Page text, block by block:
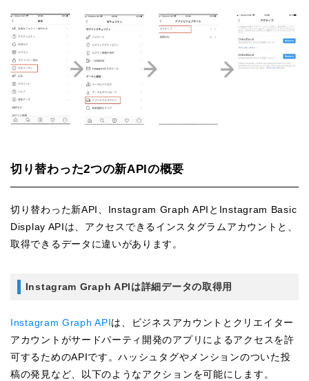
切り替わった2つの新APIの概要
切り替わった新API、Instagram Graph APIとInstagram Basic
Display APIは、アクセスできるインスタグラムアカウントと、
取得できるデータに違いがあります。
Instagram Graph APIは詳細データの取得用
Instagram Graph APIは、ビジネスアカウントとクリエイター
アカウントがサードパーティ開発のアプリによるアクセスを許
可するためのAPIです。ハッシュタグやメンションのついた投
稿の発見など、以下のようなアクションを可能にします。